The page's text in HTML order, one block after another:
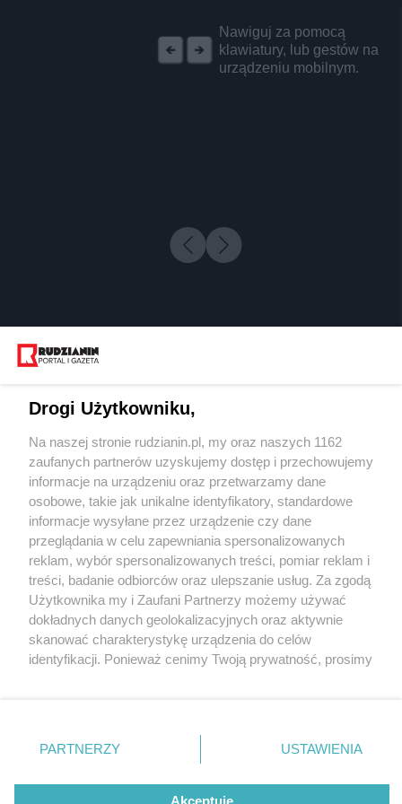
Nawiguj za pomocą
klawiatury, lub gestów na
urządzeniu mobilnym.
6 / 0
Wydawca mediów
Nie zapomnij
zapoznać się z:
polityką prywatności regulamin korzystania z portali
Twojemiasto
Piekary Śląskie
Chorzów
Tarnowskie Góry
Gliwice
Skontakuj sięz nami
Kontakt
Wydawca
Redakcja
Drogi Użytkowniku,
Na naszej stronie rudzianin.pl, my oraz naszych 1162
zaufanych partnerów uzyskujemy dostęp i przechowujemy
informacje na urządzeniu oraz przetwarzamy dane
osobowe, takie jak unikalne identyfikatory, standardowe
informacje wysyłane przez urządzenie czy dane
przeglądania w celu zapewniania spersonalizowanych
reklam, wybór spersonalizowanych treści, pomiar reklam i
treści, badanie odbiorców oraz ulepszanie usług. Za zgodą
Użytkownika my i Zaufani Partnerzy możemy używać
dokładnych danych geolokalizacyjnych oraz aktywnie
skanować charakterystykę urządzenia do celów
identyfikacji. Ponieważ cenimy Twoją prywatność, prosimy
prywatności znajdujący się w lewym dolnym rogu strony
. Niektóre rodzaje przetwarzania danych nie wymagają
zgody użytkownika, ale masz prawo sprzeciwić się
takiemu przetwarzaniu. Preferencje będą miały
PARTNERZY USTAWIENIA
Akceptuję